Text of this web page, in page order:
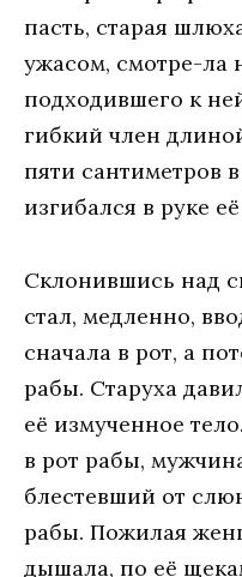
пасть, старая
ужасом, смотре-ла
подходившего к
гибкий член
пяти сантиметров
изгибался в руке
Склонившись над
стал, медленно,
сначала в рот, а
рабы. Старуха
её измученное
в рот рабы,
блестевший от
рабы. Пожилая
дышала, по её